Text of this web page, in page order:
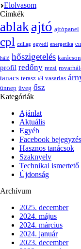
Elolvasom
Címkék
ablak ajtó ajtópanel
cpl csillag egyedi energetika
háló hőszigetelés
profil redőny rezsi
tanacs terasz tél vasarlas
ünnep üveg ősz
Kategóriák
Ajánlat
Aktuális
Egyéb
Facebook
Hasznos tanácsok
Szaknyelv
Technikai ismertető
Újdonság
Archívum
2025. december
2024. május
2024. március
2024. január
2023. december